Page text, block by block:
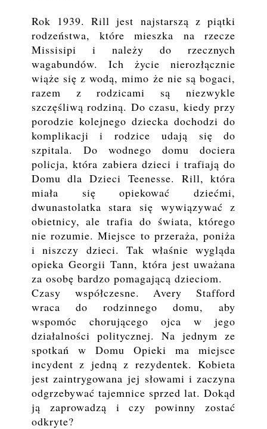
Rok 1939. Rill jest najstarszą z piątki
rodzeństwa, które mieszka na rzecze
Missisipi i należy do rzecznych
wagabundów. Ich życie nierozłącznie
wiąże się z wodą, mimo że nie są bogaci,
razem z rodzicami są niezwykle
szczęśliwą rodziną. Do czasu, kiedy przy
porodzie kolejnego dziecka dochodzi do
komplikacji i rodzice udają się do
szpitala. Do wodnego domu dociera
policja, która zabiera dzieci i trafiają do
Domu dla Dzieci Teenesse. Rill, która
miała się opiekować dziećmi,
dwunastolatka stara się wywiązywać z
obietnicy, ale trafia do świata, którego
nie rozumie. Miejsce to przeraża, poniża
i niszczy dzieci. Tak właśnie wygląda
opiekaGeorgii Tann, która jest uważana
za osobę bardzo pomagającą dzieciom.
Czasy współczesne. Avery Stafford
wraca do rodzinnego domu, aby
wspomóc chorującego ojca w jego
działalności politycznej. Na jednym ze
spotkań w Domu Opieki ma miejsce
incydent z jedną z rezydentek. Kobieta
jest zaintrygowana jej słowami i zaczyna
odgrzebywać tajemnice sprzed lat. Dokąd
ją zaprowadzą i czy powinny zostać
odkryte?